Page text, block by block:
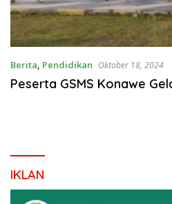
Berita, Pendidikan Oktober 18, 2024
Peserta GSMS Konawe
IKLAN